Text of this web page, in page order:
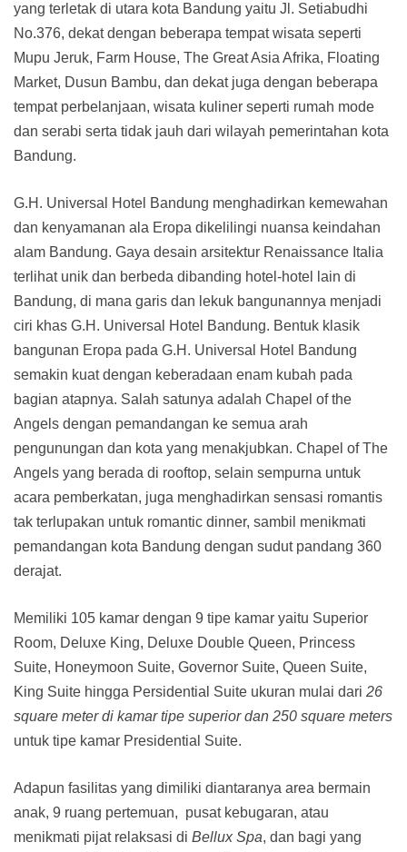
yang terletak di utara kota Bandung yaitu Jl. Setiabudhi
No.376, dekat dengan beberapa tempat wisata seperti
Mupu Jeruk, Farm House, The Great Asia Afrika, Floating
Market, Dusun Bambu, dan dekat juga dengan beberapa
tempat perbelanjaan, wisata kuliner seperti rumah mode
dan serabi serta tidak jauh dari wilayah pemerintahan kota
Bandung.
G.H. Universal Hotel Bandung menghadirkan kemewahan
dan kenyamanan ala Eropa dikelilingi nuansa keindahan
alam Bandung. Gaya desain arsitektur Renaissance Italia
terlihat unik dan berbeda dibanding hotel-hotel lain di
Bandung, di mana garis dan lekuk bangunannya menjadi
ciri khas G.H. Universal Hotel Bandung. Bentuk klasik
bangunan Eropa pada G.H. Universal Hotel Bandung
semakin kuat dengan keberadaan enam kubah pada
bagian atapnya. Salah satunya adalah Chapel of the
Angels dengan pemandangan ke semua arah
pengunungan dan kota yang menakjubkan. Chapel of The
Angels yang berada di rooftop, selain sempurna untuk
acara pemberkatan, juga menghadirkan sensasi romantis
tak terlupakan untuk romantic dinner, sambil menikmati
pemandangan kota Bandung dengan sudut pandang 360
derajat.
Memiliki 105 kamar dengan 9 tipe kamar yaitu Superior
Room, Deluxe King, Deluxe Double Queen, Princess
Suite, Honeymoon Suite, Governor Suite, Queen Suite,
King Suite hingga Persidential Suite ukuran mulai dari 26
square meter di kamar tipe superior dan 250 square meters
untuk tipe kamar Presidential Suite.
Adapun fasilitas yang dimiliki diantaranya area bermain
anak, 9 ruang pertemuan, pusat kebugaran, atau
menikmati pijat relaksasi di Bellux Spa, dan bagi yang